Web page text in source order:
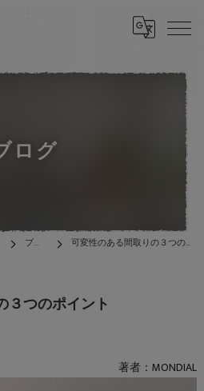
ログ
ブログ 可変性のある間取りの３つのポイント
３つのポイント
著者：MONDIAL